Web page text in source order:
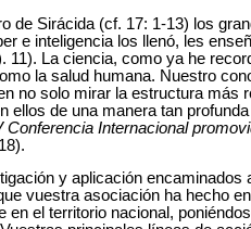
de Sirácida (cf. 17: 1-13) los
e inteligencia los llenó, les
11). La ciencia, como ya he
la salud humana. Nuestro
no solo mirar la estructura más
de una manera tan
Conferencia Internacional
y aplicación encaminados
vuestra asociación ha hecho
el territorio nacional,